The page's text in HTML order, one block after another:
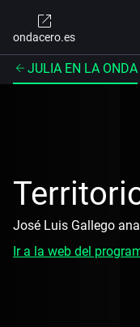
ondacero.es
JULIA EN LA ONDA
Ir a la web del